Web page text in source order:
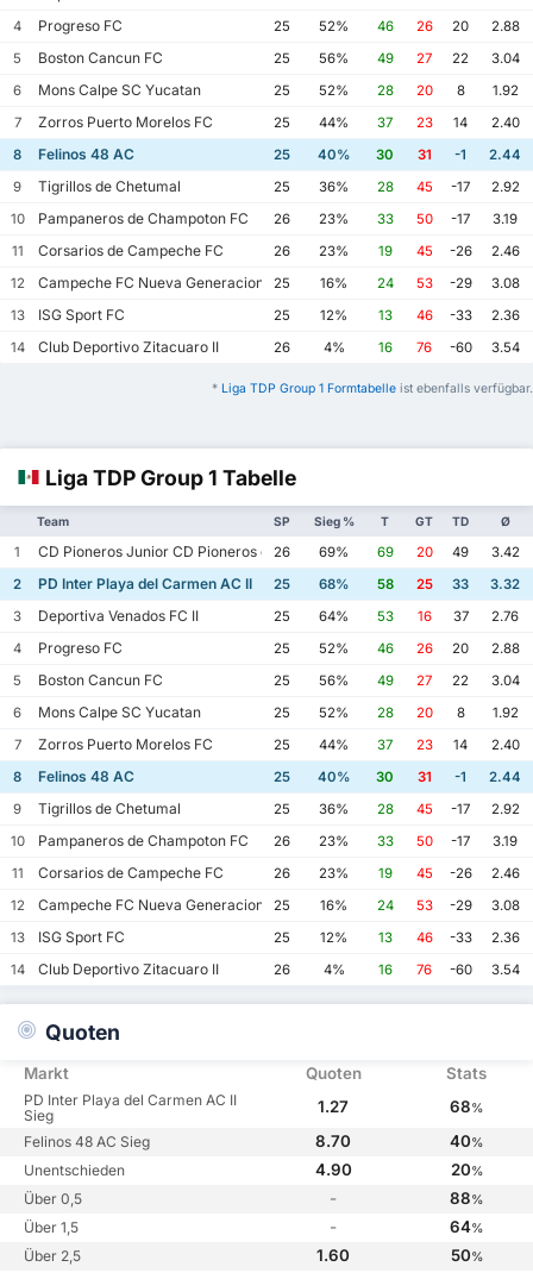
4
Progreso FC 25 52% 46 26 20
2.88
5
Boston Cancun FC 25 56% 49 27 22
3.04
6
Mons Calpe SC Yucatan 25 52% 28 20 8
1.92
7
Zorros Puerto Morelos FC 25 44% 37 23 14
2.40
8
Felinos 48 AC 25 40% 30 31 -1
2.44
9
Tigrillos de Chetumal 25 36% 28 45 -17
2.92
10
Pampaneros de Champoton FC 26 23% 33 50 -17
3.19
11
Corsarios de Campeche FC 26 23% 19 45 -26
2.46
12
Campeche FC Nueva Generacion 25 16% 24 53 -29
3.08
13
ISG Sport FC 25 12% 13 46 -33
2.36
14
Club Deportivo Zitacuaro II 26 4% 16 76 -60 3.54
* Liga TDP Group 1 Formtabelle ist ebenfalls verfügbar.
Liga TDP Group 1 Tabelle
Team SP Sieg % T GT TD Ø
1 CD Pioneros Junior CD Pioneros de Cancun II
26 69% 69 20 49
3.42
2
PD Inter Playa del Carmen AC II 25 68% 58 25 33
3.32
3
Deportiva Venados FC II 25 64% 53 16 37
2.76
4
Progreso FC 25 52% 46 26 20
2.88
5
Boston Cancun FC 25 56% 49 27 22
3.04
6
Mons Calpe SC Yucatan 25 52% 28 20 8
1.92
7
Zorros Puerto Morelos FC 25 44% 37 23 14
2.40
8
Felinos 48 AC 25 40% 30 31 -1
2.44
9
Tigrillos de Chetumal 25 36% 28 45 -17
2.92
10
Pampaneros de Champoton FC 26 23% 33 50 -17
3.19
11
Corsarios de Campeche FC 26 23% 19 45 -26
2.46
12
Campeche FC Nueva Generacion 25 16% 24 53 -29
3.08
13
ISG Sport FC 25 12% 13 46 -33
2.36
14
Club Deportivo Zitacuaro II 26 4% 16 76 -60 3.54
Quoten
Markt Quoten Stats
PD Inter Playa del Carmen AC II
Sieg
1.27 68%
Felinos 48 AC Sieg 8.70 40%
Unentschieden 4.90 20%
Über 0,5 - 88%
Über 1,5 - 64%
Über 2,5 1.60 50%